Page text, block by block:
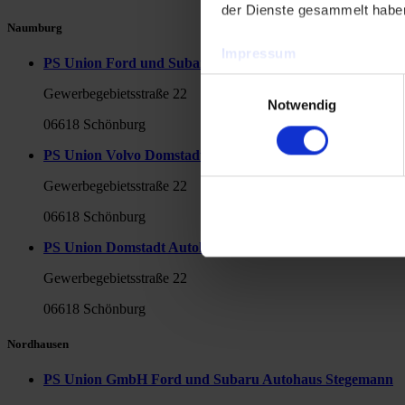
der Dienste gesammelt
Impressum
Datenschutzerklärung
Notwendig
Naumburg
PS Union Ford und Subaru Domstadt Autohaus GmbH
Gewerbegebietsstraße 22
06618 Schönburg
PS Union Volvo Domstadt Autohaus GmbH Domstadt
Gewerbegebietsstraße 22
06618 Schönburg
PS Union Domstadt Autohaus GmbH Domstadt
Gewerbegebietsstraße 22
06618 Schönburg
Nordhausen
PS Union GmbH Ford und Subaru Autohaus Stegemann